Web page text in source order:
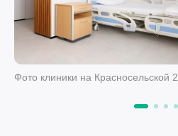
Фото клиники на Красносельской 2